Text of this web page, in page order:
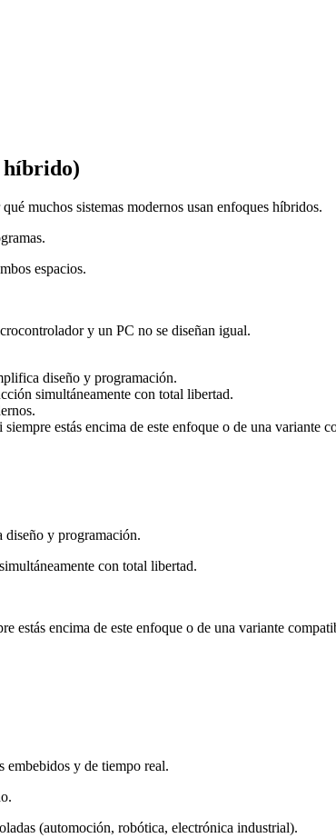
híbrido)
muchos sistemas modernos usan enfoques híbridos.
espacios.
y un PC no se diseñan igual.
diseño y programación.
simultáneamente con total libertad.
estás encima de este enfoque o de una variante
diseño y programación.
con total libertad.
estás encima de este enfoque o de una variante
embebidos y de tiempo real.
(automoción, robótica, electrónica industrial).